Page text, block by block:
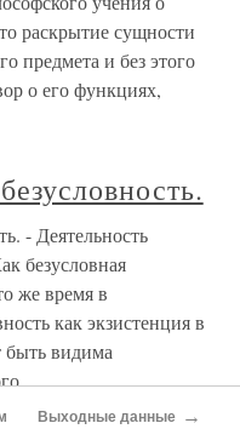
раскрытие сущности
предмета и без этого
о его функциях,
- Деятельность
безусловная
же время в
как экзистенция в
видима
Выходные данные →